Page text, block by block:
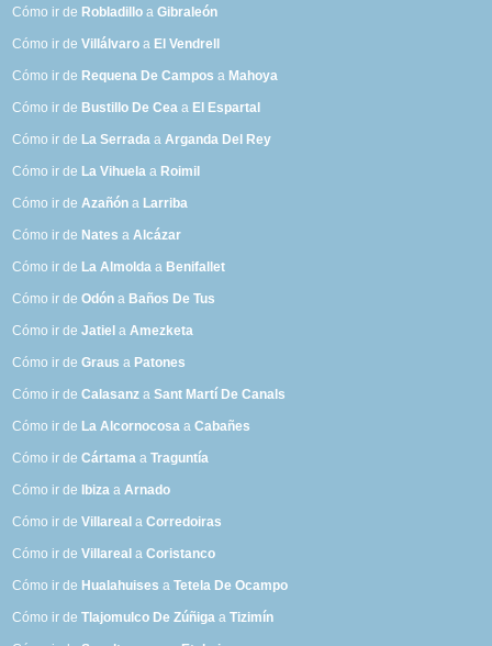
Cómo ir de Robladillo aGibraleón
Cómo ir deVillálvaro a El Vendrell
Cómo ir de Requena De Campos a Mahoya
Cómo ir de Bustillo De Cea a El Espartal
Cómo ir de La Serrada aArganda Del Rey
Cómo ir de La Vihuela a Roimil
Cómo ir deAzañón a Larriba
Cómo ir de Nates aAlcázar
Cómo ir de La Almolda a Benifallet
Cómo ir deOdón a Baños De Tus
Cómo ir deJatiel aAmezketa
Cómo ir deGraus a Patones
Cómo ir deCalasanz aSant Martí De Canals
Cómo ir de La Alcornocosa aCabañes
Cómo ir deCártama aTraguntía
Cómo ir de Ibiza aArnado
Cómo ir deVillareal aCorredoiras
Cómo ir deVillareal aCoristanco
Cómo ir de Hualahuises aTetela De Ocampo
Cómo ir deTlajomulco De Zúñiga aTizimín